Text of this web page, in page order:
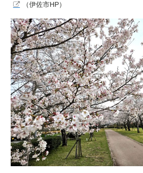
（伊佐市HP）